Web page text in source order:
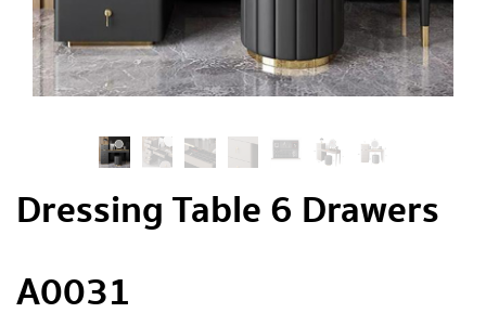
Dressing Table 6 Drawers
A0031